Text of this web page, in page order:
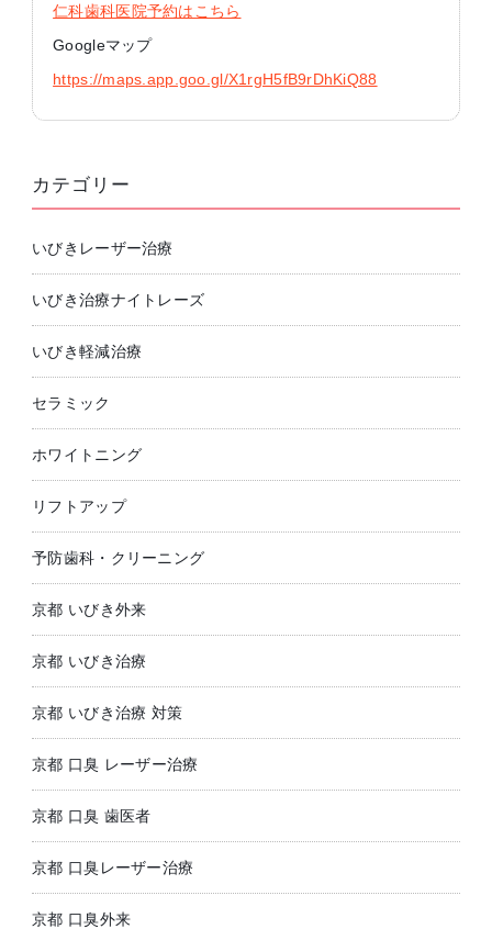
仁科歯科医院予約はこちら
Googleマップ
https://maps.app.goo.gl/X1rgH5fB9rDhKiQ88
カテゴリー
いびきレーザー治療
いびき治療ナイトレーズ
いびき軽減治療
セラミック
ホワイトニング
リフトアップ
予防歯科・クリーニング
京都 いびき外来
京都 いびき治療
京都 いびき治療 対策
京都 口臭 レーザー治療
京都 口臭 歯医者
京都 口臭レーザー治療
京都 口臭外来